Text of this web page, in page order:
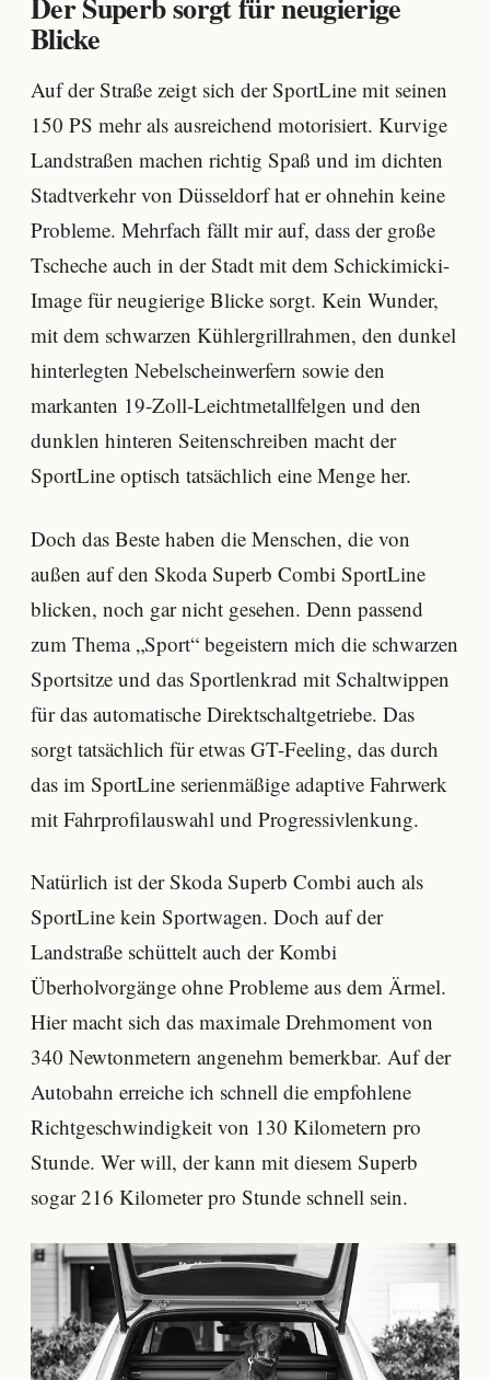
Blicke
Auf der Straße zeigt sich der SportLine mit seinen
150 PS mehr als ausreichend motorisiert. Kurvige
Landstraßen machen richtig Spaß und im dichten
Stadtverkehr von Düsseldorf hat er ohnehin keine
Probleme. Mehrfach fällt mir auf, dass der große
Tscheche auch in der Stadt mit dem Schickimicki-
Image für neugierige Blicke sorgt. Kein Wunder,
mit dem schwarzen Kühlergrillrahmen, den dunkel
hinterlegten Nebelscheinwerfern sowie den
markanten 19-Zoll-Leichtmetallfelgen und den
dunklen hinteren Seitenschreiben macht der
SportLine optisch tatsächlich eine Menge her.
Doch das Beste haben die Menschen, die von
außen auf den Skoda Superb Combi SportLine
blicken, noch gar nicht gesehen. Denn passend
zum Thema „Sport“ begeistern mich die schwarzen
Sportsitze und das Sportlenkrad mit Schaltwippen
für das automatische Direktschaltgetriebe. Das
sorgt tatsächlich für etwas GT-Feeling, das durch
das im SportLine serienmäßige adaptive Fahrwerk
mit Fahrprofilauswahl und Progressivlenkung.
Natürlich ist der Skoda Superb Combi auch als
SportLine kein Sportwagen. Doch auf der
Landstraße schüttelt auch der Kombi
Überholvorgänge ohne Probleme aus dem Ärmel.
Hier macht sich das maximale Drehmoment von
340 Newtonmetern angenehm bemerkbar. Auf der
Autobahn erreiche ich schnell die empfohlene
Richtgeschwindigkeit von 130 Kilometern pro
Stunde. Wer will, der kann mit diesem Superb
sogar 216 Kilometer pro Stunde schnell sein.